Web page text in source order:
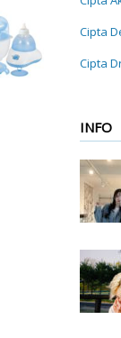
Cipta
Cipta
INFO